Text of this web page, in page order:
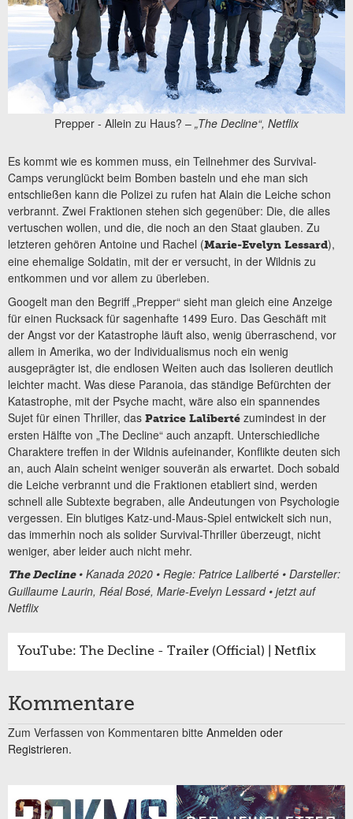
Prepper - Allein zu Haus? – „The Decline“, Netflix
Es kommt wie es kommen muss, ein Teilnehmer des Survival-
Camps verunglückt beim Bomben basteln und ehe man sich
entschließen kann die Polizei zu rufen hat Alain die Leiche schon
verbrannt. Zwei Fraktionen stehen sich gegenüber: Die, die alles
vertuschen wollen, und die, die noch an den Staat glauben. Zu
letzteren gehören Antoine und Rachel (Marie-Evelyn Lessard),
eine ehemalige Soldatin, mit der er versucht, in der Wildnis zu
entkommen und vor allem zu überleben.
Googelt man den Begriff „Prepper“ sieht man gleich eine Anzeige
für einen Rucksack für sagenhafte 1499 Euro. Das Geschäft mit
der Angst vor der Katastrophe läuft also, wenig überraschend, vor
allem in Amerika, wo der Individualismus noch ein wenig
ausgeprägter ist, die endlosen Weiten auch das Isolieren deutlich
leichter macht. Was diese Paranoia, das ständige Befürchten der
Katastrophe, mit der Psyche macht, wäre also ein spannendes
Sujet für einen Thriller, das Patrice Laliberté zumindest in der
ersten Hälfte von „The Decline“ auch anzapft. Unterschiedliche
Charaktere treffen in der Wildnis aufeinander, Konflikte deuten sich
an, auch Alain scheint weniger souverän als erwartet. Doch sobald
die Leiche verbrannt und die Fraktionen etabliert sind, werden
schnell alle Subtexte begraben, alle Andeutungen von Psychologie
vergessen. Ein blutiges Katz-und-Maus-Spiel entwickelt sich nun,
das immerhin noch als solider Survival-Thriller überzeugt, nicht
weniger, aber leider auch nicht mehr.
The Decline• Kanada 2020 • Regie: Patrice Laliberté • Darsteller:
Guillaume Laurin, Réal Bosé, Marie-Evelyn Lessard • jetzt auf
Netflix
YouTube: The Decline - Trailer (Official) | Netflix
Kommentare
Zum Verfassen von Kommentaren bitte Anmelden oder
Registrieren.